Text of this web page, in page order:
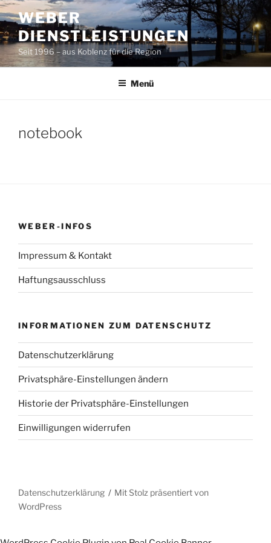
Zum
Inhalt
springen
WEBER
DIENSTLEISTUNGEN
Seit 1996 – aus Koblenz für die Region
Menü
notebook
WEBER-INFOS
Impressum & Kontakt
Haftungsausschluss
INFORMATIONEN ZUM DATENSCHUTZ
Datenschutzerklärung
Privatsphäre-Einstellungen ändern
Historie der Privatsphäre-Einstellungen
Einwilligungen widerrufen
Datenschutzerklärung
Mit Stolz präsentiert von
WordPress